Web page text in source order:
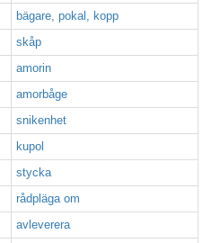
bägare, pokal, kopp
skåp
amorin
amorbåge
snikenhet
kupol
stycka
rådpläga om
avleverera